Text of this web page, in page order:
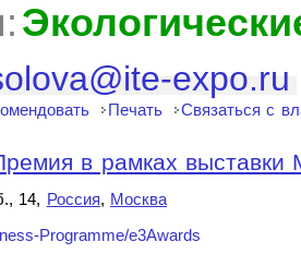
expo.ru
Печать Связаться с
в рамках выставки
14, Россия, Москва
Programme/e3Awards